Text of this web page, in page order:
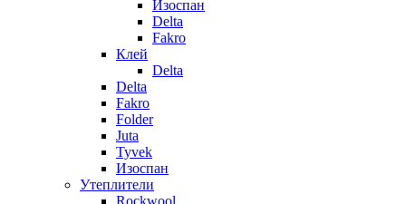
Изоспан
Delta
Fakro
Клей
Delta
Delta
Fakro
Folder
Juta
Tyvek
Изоспан
Утеплители